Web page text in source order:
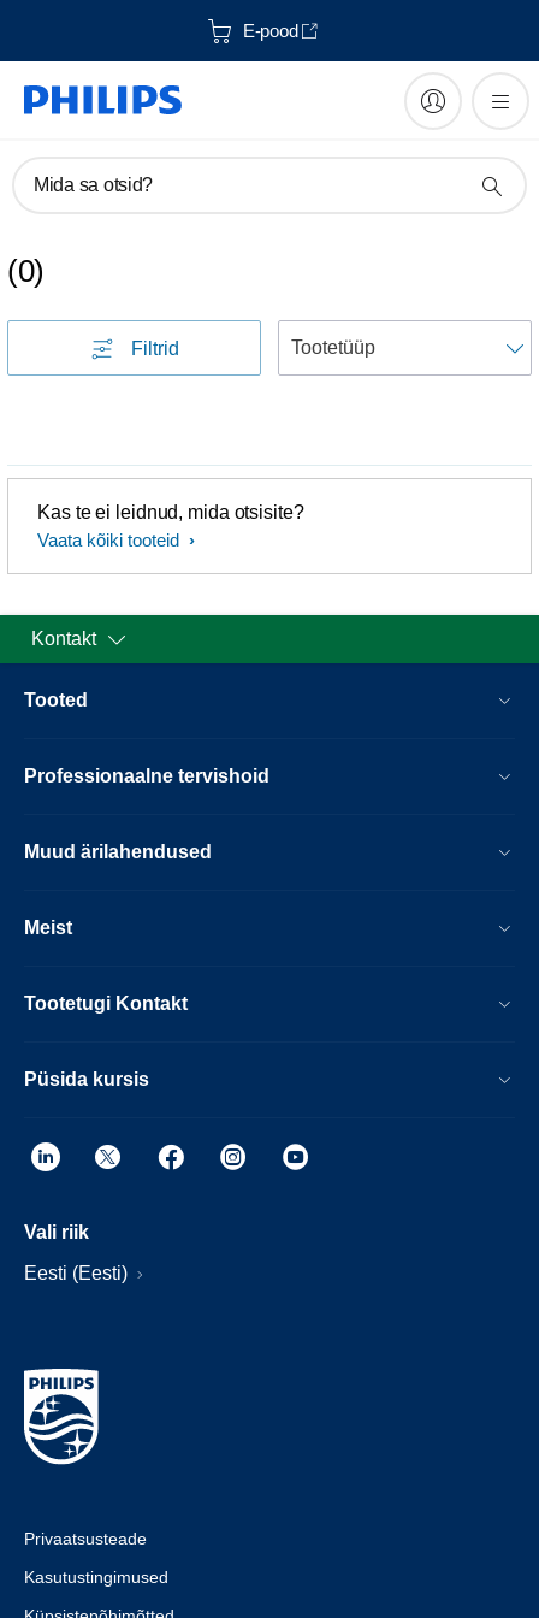
E-pood
Mida sa otsid?
(0)
Filtrid
Kas te ei leidnud, mida otsisite?
Vaata kõiki tooteid
Kontakt
Tooted
Professionaalne tervishoid
Muud ärilahendused
Meist
Tootetugi Kontakt
Püsida kursis
Vali riik
Eesti (Eesti)
Privaatsusteade
Kasutustingimused